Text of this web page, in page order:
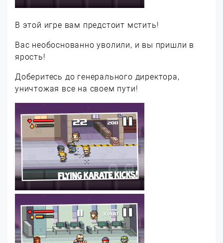
В этой игре вам предстоит мстить!
Вас необоснованно уволили, и вы пришли в
ярость!
Доберитесь до генерального директора,
уничтожая все на своем пути!